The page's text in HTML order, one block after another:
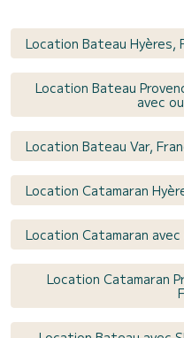
Location Bateau Hyères,
Location Bateau
avec
Location Bateau Var,
Location Catamaran
Location Catamaran
Location Catamaran